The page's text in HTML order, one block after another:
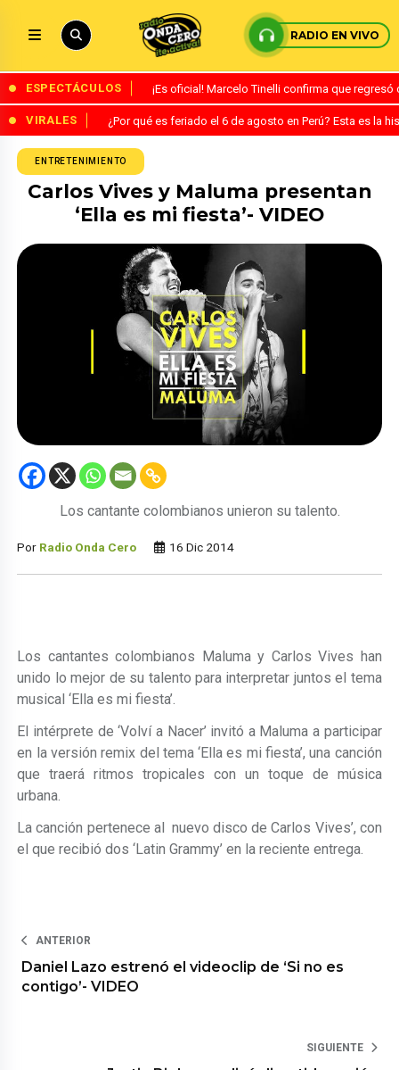
RADIO EN VIVO
ESPECTÁCULOS ¡Es oficial! Marcelo Tinelli confirma que
VIRALES ¿Por qué es feriado el 6 de agosto en Perú? Esta es la
ENTRETENIMIENTO
Carlos Vives y Maluma presentan
‘Ella es mi fiesta’- VIDEO
Los cantante colombianos unieron su talento.
Por Radio Onda Cero 16 Dic 2014
Los cantantes colombianos Maluma y Carlos Vives han
unido lo mejor de su talento para interpretar juntos el tema
musical ‘Ella es mi fiesta’.
El intérprete de ‘Volví a Nacer’ invitó a Maluma a participar
en la versión remix del tema ‘Ella es mi fiesta’, una canción
que traerá ritmos tropicales con un toque de música
urbana.
La canción pertenece al nuevo disco de Carlos Vives’, con
el que recibió dos ‘Latin Grammy’ en la reciente entrega.
ANTERIOR
Daniel Lazo estrenó el videoclip de ‘Si no es
contigo’- VIDEO
SIGUIENTE